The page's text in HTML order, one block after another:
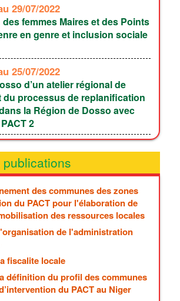
29/07/2022
femmes Maires et des Points
en genre et inclusion sociale
25/07/2022
d’un atelier régional de
du processus de replanification
la Région de Dosso avec
2
des communes des zones
du PACT pour l'élaboration de
des ressources locales
de l'administration
fiscalite locale
définition du profil des communes
du PACT au Niger